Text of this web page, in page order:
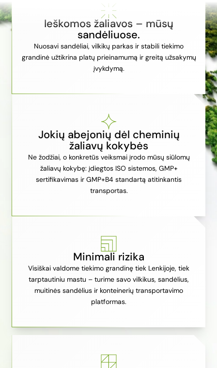
Ieškomos žaliavos – mūsų
sandėliuose.
Nuosavi sandėliai, vilkikų parkas ir stabili tiekimo
grandinė užtikrina platų prieinamumą ir greitą užsakymų
įvykdymą.
Jokių abejonių dėl cheminių
žaliavų kokybės
Ne žodžiai, o konkretūs veiksmai įrodo mūsų siūlomų
žaliavų kokybę: įdiegtos ISO sistemos, GMP+
sertifikavimas ir GMP+B4 standartą atitinkantis
transportas.
Minimali rizika
Visiškai valdome tiekimo grandinę tiek Lenkijoje, tiek
tarptautiniu mastu – turime savo vilkikus, sandėlius,
muitinės sandėlius ir konteinerių transportavimo
platformas.